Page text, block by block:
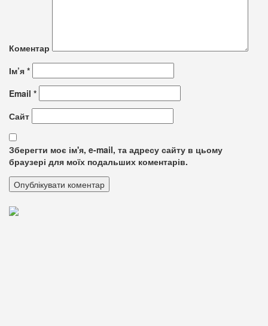
Коментар
Ім’я *
Email *
Сайт
Зберегти моє ім'я, e-mail, та адресу сайту в цьому
браузері для моїх подальших коментарів.